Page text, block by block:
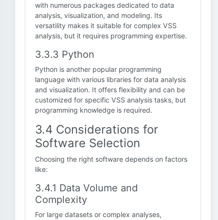
with numerous packages dedicated to data
analysis, visualization, and modeling. Its
versatility makes it suitable for complex VSS
analysis, but it requires programming expertise.
3.3.3 Python
Python is another popular programming
language with various libraries for data analysis
and visualization. It offers flexibility and can be
customized for specific VSS analysis tasks, but
programming knowledge is required.
3.4 Considerations for
Software Selection
Choosing the right software depends on factors
like:
3.4.1 Data Volume and
Complexity
For large datasets or complex analyses,